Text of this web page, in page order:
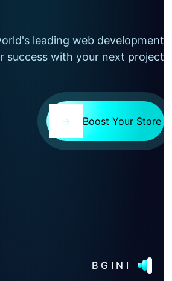
leading web development
success with your next project
Boost Your Store
→
BGINI